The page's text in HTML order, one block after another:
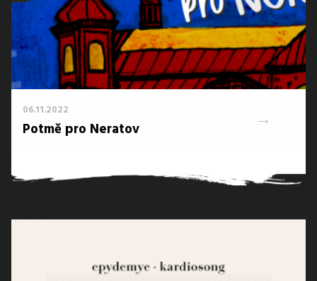
06.11.2022
Potmě pro Neratov →